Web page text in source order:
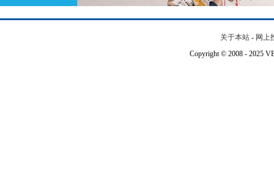
关于本站 - 网上
Copyright © 2008 - 2025